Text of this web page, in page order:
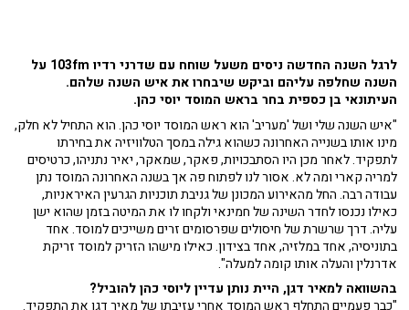
לרגל השנה החדשה ניסים משעל שוחח עם שדרני רדיו 103fm על
השנה שחלפה עליהם וביקש שיבחרו את איש השנה שלהם.
העיתונאי בן כספית בחר בראש המוסד יוסי כהן.
"איש השנה שלי ושל 'מעריב' הוא ראש המוסד יוסי כהן. הוא התחיל לא חלק,
מינו אותו בשנייה האחרונה כשהוא גילה במסך הטלוויזיה את בחירתו
לתפקיד. לאחר מכן היו הסתבכויות, פאקר, שמאקר, יאיר נתניהו, כרטיסים
למריה קארי ומה לא. אסור לנו לפתוח פה אך בשנה האחרונה המוסד נתן
עבודה רבה. החל מהאירוע המכונן של גניבת תוכניות הגרעין האיראניות,
כאילו נכנסו לחדר השינה של חמינאי ולקחו לו את המיטה בזמן שהוא ישן
עליה. דרך שרשרת של חיסולים שפרסומים זרים משייכים למוסד. אחד
בתוניסיה, אחד במלזיה, אחד בצידון. כאילו מישהו הזריק למוסד זריקת
אדרנלין והעלה אותו קומה למעלה".
בהשוואה למאיר דגן, היית נותן עדיין ליוסי כהן להוביל?
"כבר פעמיים התחלף ראש המוסד אחרי עזיבתו של מאיר דגן את התפקיד.